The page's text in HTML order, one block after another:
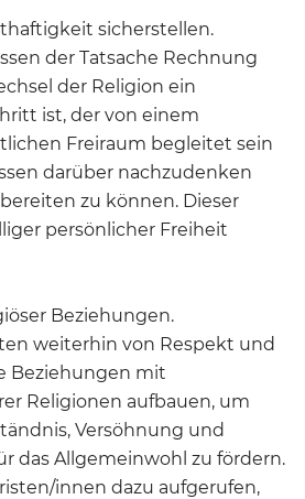
sicherstellen.
der Tatsache Rechnung
der Religion ein
ist, der von einem
Freiraum begleitet sein
darüber nachzudenken
zu können. Dieser
persönlicher Freiheit
Beziehungen.
weiterhin von Respekt und
Beziehungen mit
Religionen aufbauen, um
Versöhnung und
das Allgemeinwohl zu fördern.
innen dazu aufgerufen,